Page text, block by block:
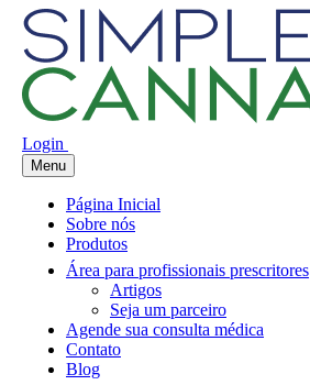
Login
Menu
Página Inicial
Sobre nós
Produtos
Área para profissionais prescritores
Artigos
Seja um parceiro
Agende sua consulta médica
Contato
Blog